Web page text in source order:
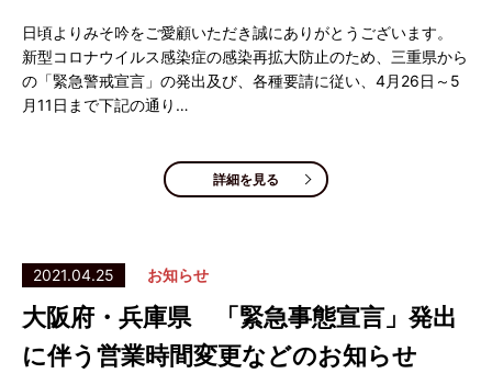
日頃よりみそ吟をご愛顧いただき誠にありがとうございます。
新型コロナウイルス感染症の感染再拡大防止のため、三重県から
の「緊急警戒宣言」の発出及び、各種要請に従い、4月26日～5
月11日まで下記の通り…
詳細を見る
2021.04.25 お知らせ
大阪府・兵庫県 「緊急事態宣言」発出
に伴う営業時間変更などのお知らせ